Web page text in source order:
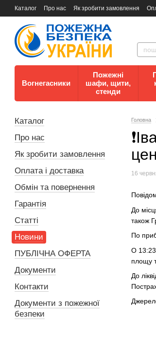
Каталог Про нас Як зробити замовлення
Документи
Контакти Документи з пожежної
Вогнегасники
Пожежні
шафи, щити,
стенди
Головна
16
До
також
По
О 13:23
площу
До
Каталог
Про нас
Як зробити замовлення
Оплата і доставка
Обмін та повернення
Гарантія
Статті
Новини
ПУБЛІЧНА ОФЕРТА
Документи
Контакти
Документи з пожежної
безпеки